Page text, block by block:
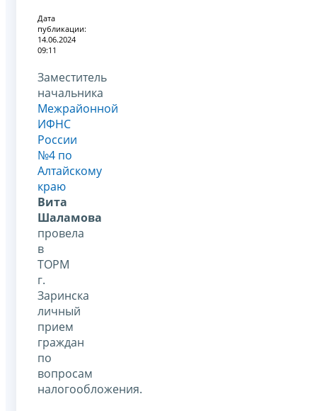
Дата
публикации:
14.06.2024
09:11
Заместитель
начальника
Межрайонной
ИФНС
России
№4 по
Алтайскому
краю
Вита
Шаламова
провела
в
ТОРМ
г.
Заринска
личный
прием
граждан
по
вопросам
налогообложения.